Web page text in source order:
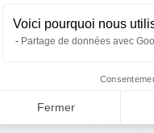
Voici pourquoi nous
Partage de données avec
Fermer
Les mots-
SEO qui fait mouche,
est simple, mais